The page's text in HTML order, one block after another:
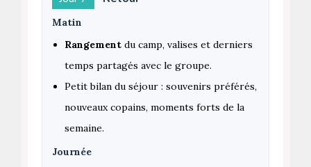
Matin
Rangement du camp, valises et derniers
temps partagés avec le groupe.
Petit bilan du séjour : souvenirs préférés,
nouveaux copains, moments forts de la
semaine.
Journée